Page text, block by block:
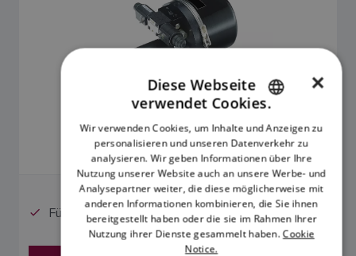
0
Für 24-Volt-Gleichstromsysteme
ENGLISH
FRENCH
DANISH
ITALIAN
SWEDISH
×
Diese Webseite
verwendet Cookies.
Wir verwenden Cookies, um Inhalte und Anzeigen zu
personalisieren und unseren Datenverkehr zu
analysieren. Wir geben Informationen über Ihre
Nutzung unserer Website auch an unsere Werbe- und
Analysepartner weiter, die diese möglicherweise mit
anderen Informationen kombinieren, die Sie ihnen
bereitgestellt haben oder die sie im Rahmen Ihrer
Nutzung ihrer Dienste gesammelt haben. Cookie
Notice.